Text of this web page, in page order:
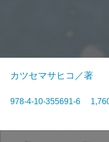
カツセマサヒコ／著
978-4-10-355691-6